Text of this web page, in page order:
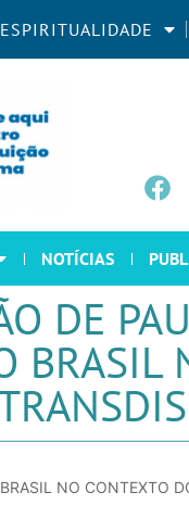
NOTÍCIAS
DE
BRASIL
NO CONTEXTO